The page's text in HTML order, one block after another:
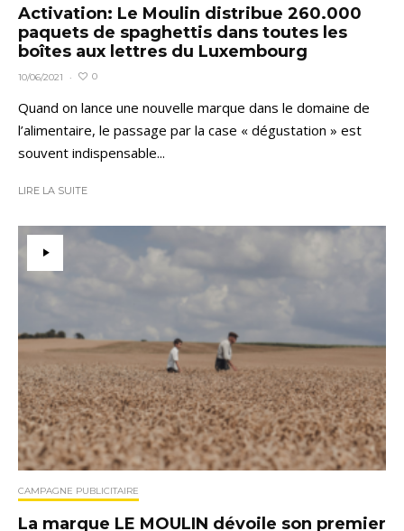
Activation: Le Moulin distribue 260.000
paquets de spaghettis dans toutes les
boîtes aux lettres du Luxembourg
10/06/2021 · 0
Quand on lance une nouvelle marque dans le domaine de
l’alimentaire, le passage par la case « dégustation » est
souvent indispensable...
LIRE LA SUITE
CAMPAGNE PUBLICITAIRE
La marque LE MOULIN dévoile son premier